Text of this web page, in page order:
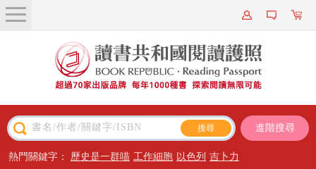
關於我們
近期新書
主題閱讀
進階搜尋
熱門關鍵字： 歷史是一群喵 工作細胞 以色列 吉卜力